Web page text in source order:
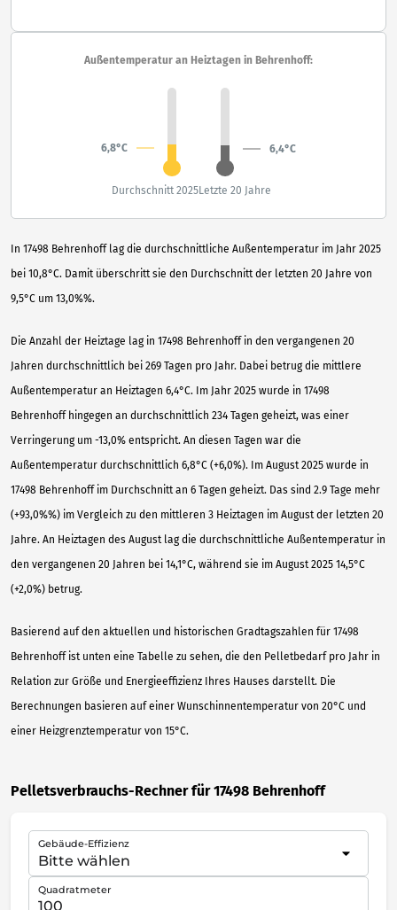
In 17498 Behrenhoff lag die durchschnittliche Außentemperatur im Jahr 2025
bei 10,8°C. Damit überschritt sie den Durchschnitt der letzten 20 Jahre von
9,5°C um 13,0%%.
Die Anzahl der Heiztage lag in 17498 Behrenhoff in den vergangenen 20
Jahren durchschnittlich bei 269 Tagen pro Jahr. Dabei betrug die mittlere
Außentemperatur an Heiztagen 6,4°C. Im Jahr 2025 wurde in 17498
Behrenhoff hingegen an durchschnittlich 234 Tagen geheizt, was einer
Verringerung um -13,0% entspricht. An diesen Tagen war die
Außentemperatur durchschnittlich 6,8°C (+6,0%). Im August 2025 wurde in
17498 Behrenhoff im Durchschnitt an 6 Tagen geheizt. Das sind 2.9 Tage mehr
(+93,0%%) im Vergleich zu den mittleren 3 Heiztagen im August der letzten 20
Jahre. An Heiztagen des August lag die durchschnittliche Außentemperatur in
den vergangenen 20 Jahren bei 14,1°C, während sie im August 2025 14,5°C
(+2,0%) betrug.
Basierend auf den aktuellen und historischen Gradtagszahlen für 17498
Behrenhoff ist unten eine Tabelle zu sehen, die den Pelletbedarf pro Jahr in
Relation zur Größe und Energieeffizienz Ihres Hauses darstellt. Die
Berechnungen basieren auf einer Wunschinnentemperatur von 20°C und
einer Heizgrenztemperatur von 15°C.
Außentemperatur an Heiztagen in Behrenhoff:
6,8°C 6,4°C
Durchschnitt 2025Letzte 20 Jahre
Pelletsverbrauchs-Rechner für 17498 Behrenhoff
Gebäude-Effizienz
Quadratmeter